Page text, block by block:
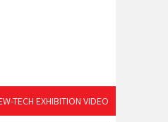
TECH EXHIBITION VIDEO